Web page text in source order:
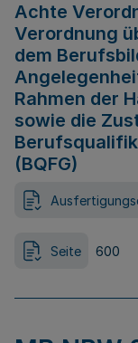
Achte
Verordnung
dem
Rahmen der
sowie die
(BQFG)
Seite 600